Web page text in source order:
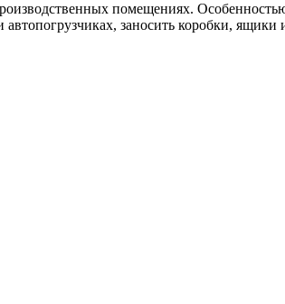
помещениях.
автопогрузчиках, заносить коробки,